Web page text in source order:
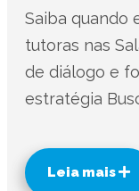
Saiba quando
tutoras nas
de diálogo e
estratégia
Leia mais